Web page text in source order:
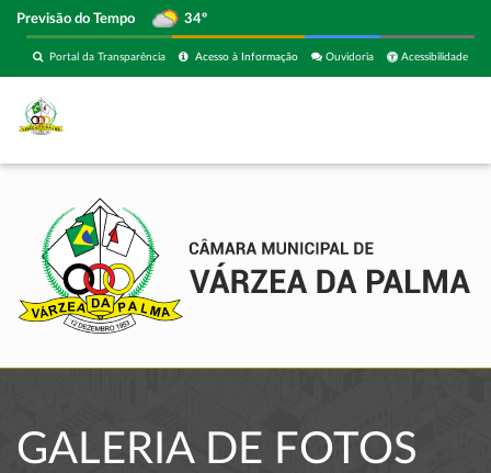
Previsão do Tempo 34º
Acessibilidade
Ouvidoria
Acesso à Informação
Portal da Transparência
GALERIA DE FOTOS